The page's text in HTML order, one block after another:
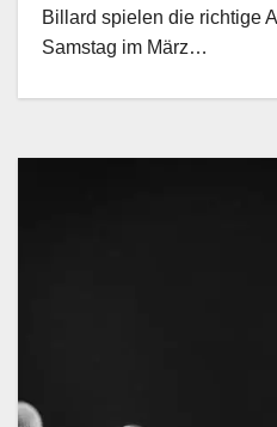
Billard spielen die richtige
Samstag im März…